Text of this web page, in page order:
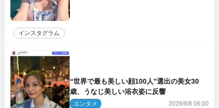
インスタグラム
“世界で最も美しい顔100人”選出の美女30
歳、うなじ美しい浴衣姿に反響
エンタメ 2026/8/8 06:00